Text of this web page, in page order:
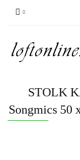
STOLK
Songmics 50